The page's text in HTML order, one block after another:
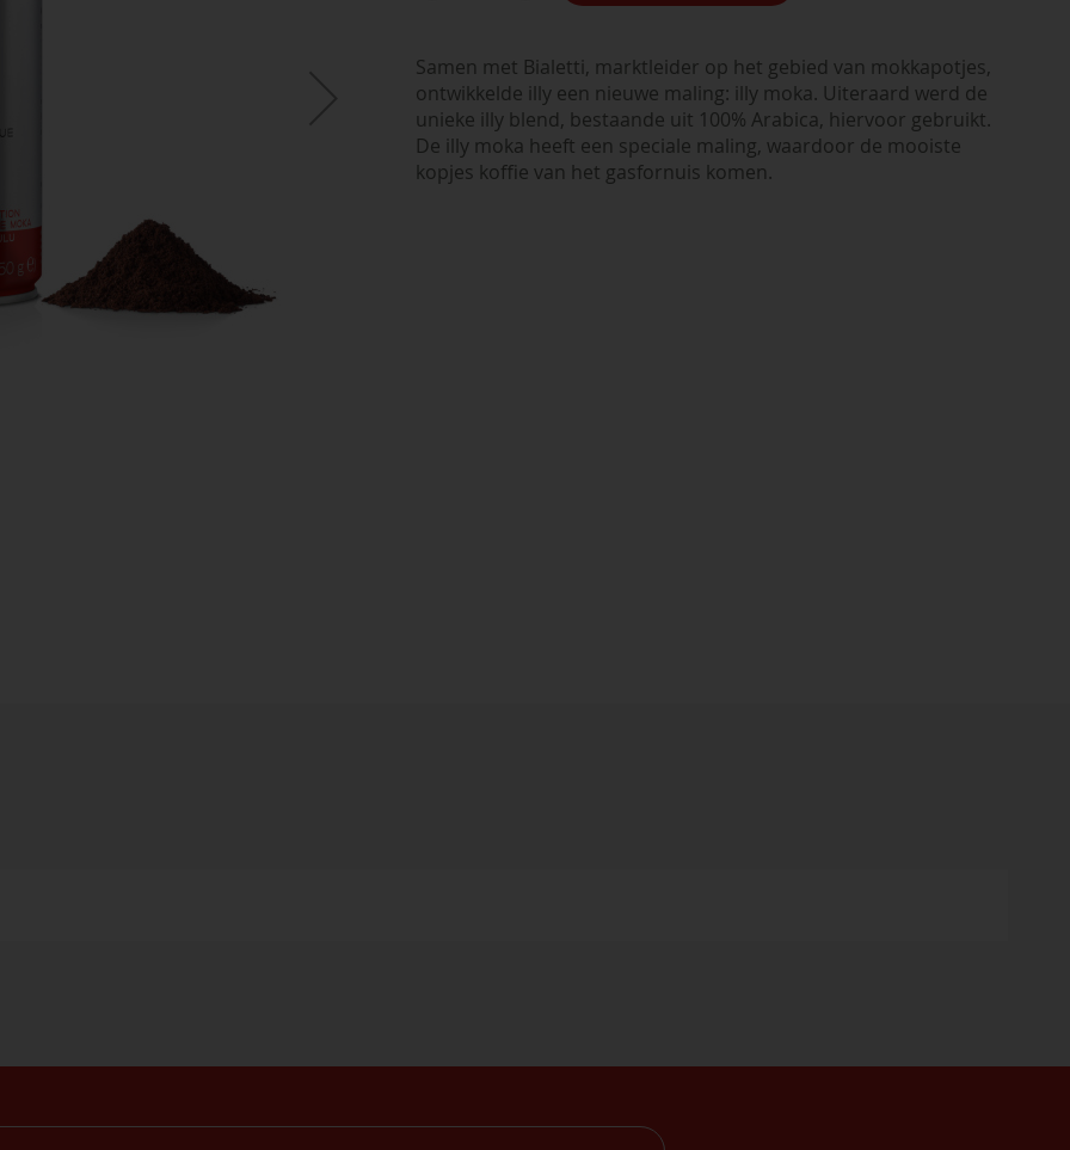
Samen met Bialetti, marktleider op het gebied van mokkapotjes,
ontwikkelde illy een nieuwe maling: illy moka. Uiteraard werd de
unieke illy blend, bestaande uit 100% Arabica, hiervoor gebruikt.
De illy moka heeft een speciale maling, waardoor de mooiste
kopjes koffie van het gasfornuis komen.